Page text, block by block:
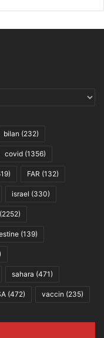
bilan (232)
covid (1356)
FAR (132)
israel (330)
(2252)
(139)
sahara (471)
(472) vaccin (235)